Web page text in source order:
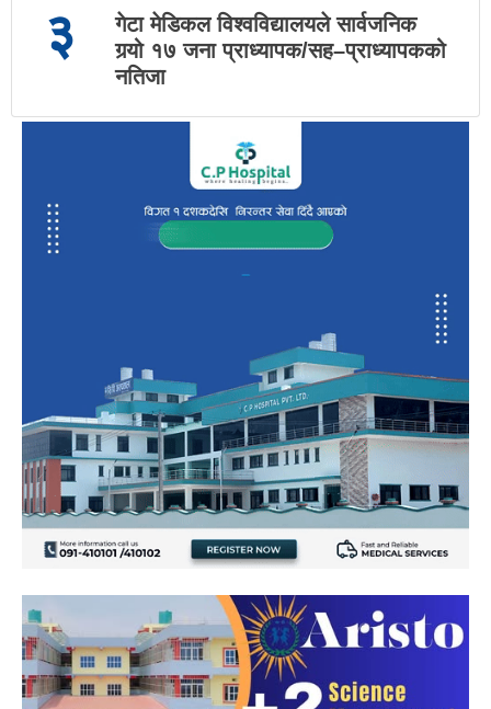
३
गेटा मेडिकल विश्वविद्यालयले सार्वजनिक
गर्‍यो १७ जना प्राध्यापक/सह–प्राध्यापकको
नतिजा